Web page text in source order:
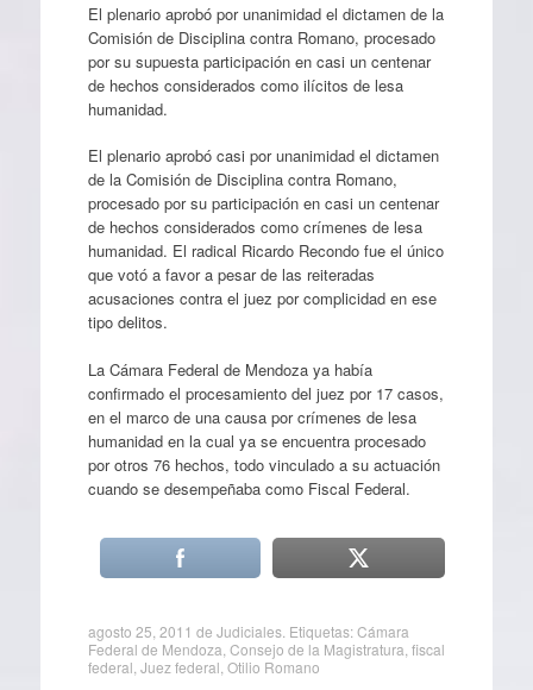
El plenario aprobó por unanimidad el dictamen de la
Comisión de Disciplina contra Romano, procesado
por su supuesta participación en casi un centenar
de hechos considerados como ilícitos de lesa
humanidad.
El plenario aprobó casi por unanimidad el dictamen
de la Comisión de Disciplina contra Romano,
procesado por su participación en casi un centenar
de hechos considerados como crímenes de lesa
humanidad. El radical Ricardo Recondo fue el único
que votó a favor a pesar de las reiteradas
acusaciones contra el juez por complicidad en ese
tipo delitos.
La Cámara Federal de Mendoza ya había
confirmado el procesamiento del juez por 17 casos,
en el marco de una causa por crímenes de lesa
humanidad en la cual ya se encuentra procesado
por otros 76 hechos, todo vinculado a su actuación
cuando se desempeñaba como Fiscal Federal.
agosto 25, 2011 de Judiciales. Etiquetas:Cámara
Federal de Mendoza Consejo de la Magistratura fiscal
federal Juez federal Otilio Romano